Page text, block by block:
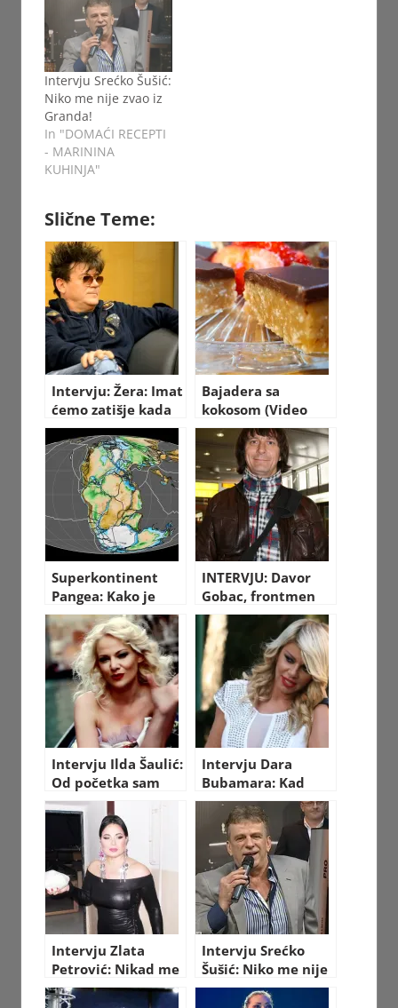
Vera Matović ne krije
da je nepravda
pogađa više nego
išta u životu.
Najčešće nepravdu
prećuti i…
Intervju Srećko Šušić:
Niko me nije zvao iz
Granda!
In "DOMAĆI RECEPTI
- MARININA
KUHINJA"
Slične Teme:
Intervju: Žera: Imat
ćemo zatišje kada
umremo
Bajadera sa
kokosom (Video
recept)
Superkontinent
Pangea: Kako je
izgledao svijet
nekada
INTERVJU: Davor
Gobac, frontmen
“Psihomodo popa”
Intervju Ilda Šaulić:
Od početka sam
potpuno drugačija
od svojih
koleginica!
Intervju Dara
Bubamara: Kad
sam počinjala
karijeru nije bilo
plaćanja i
nameštanja!
Intervju Zlata
Petrović: Nikad me
žestoki momci nisu
Intervju Srećko
Šušić: Niko me nije
zvao iz Granda!